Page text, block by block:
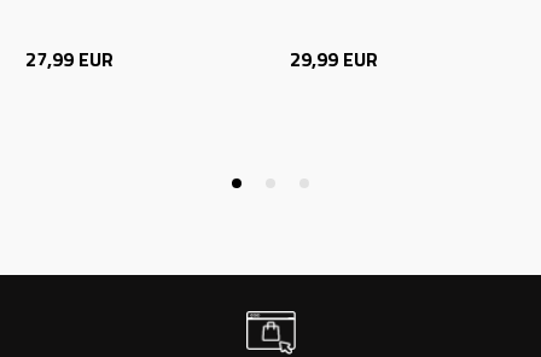
27,99 EUR 29,99 EUR